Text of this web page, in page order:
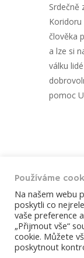
Srdečně
Koridoru
člověka
a lze si
válku
pomoc
2026 © Farnost
použití cookies
Používáme
Na našem webu
poskytli co
vaše preference
„Přijmout vše“
cookie. Můžete
poskytnout